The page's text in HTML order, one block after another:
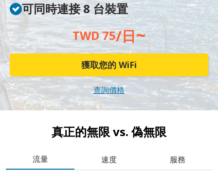
可同時連接 8 台裝置
TWD 75/日~
獲取您的 WiFi
查詢價格
真正的無限 vs.偽無限
流量 速度 服務